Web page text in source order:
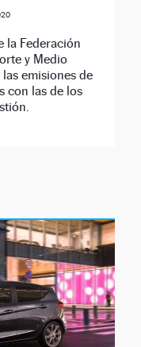
la Federación
y Medio
emisiones de
con las de los